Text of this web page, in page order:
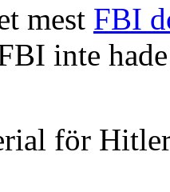
mest FBI
inte
för